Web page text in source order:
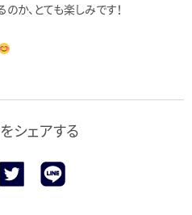
か、とても楽しみです！
シェアする